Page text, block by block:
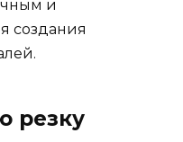
и
создания
резку